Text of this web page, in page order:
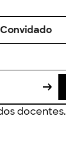
docentes.